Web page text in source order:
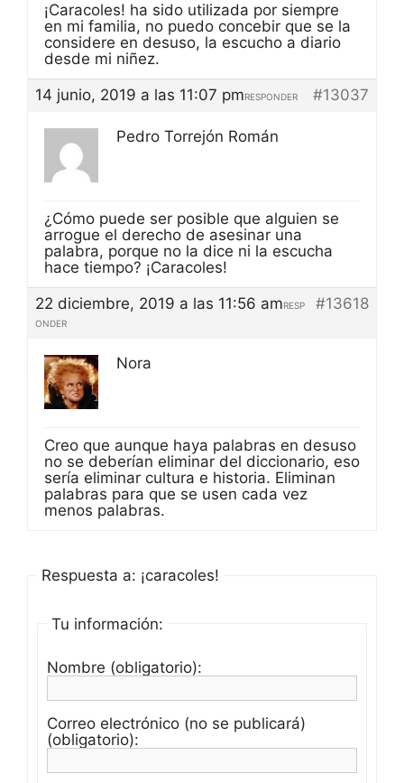
¡Caracoles! ha sido utilizada por siempre
en mi familia, no puedo concebir que se la
considere en desuso, la escucho a diario
desde mi niñez.
14 junio, 2019 a las 11:07 pm
#13037
RESPONDER
Pedro Torrejón Román
¿Cómo puede ser posible que alguien se
arrogue el derecho de asesinar una
palabra, porque no la dice ni la escucha
hace tiempo? ¡Caracoles!
22 diciembre, 2019 a las 11:56 am
#13618
RESP
ONDER
Nora
Creo que aunque haya palabras en desuso
no se deberían eliminar del diccionario, eso
sería eliminar cultura e historia. Eliminan
palabras para que se usen cada vez
menos palabras.
Respuesta a: ¡caracoles!
Tu información:
Nombre (obligatorio):
Correo electrónico (no se publicará)
(obligatorio):